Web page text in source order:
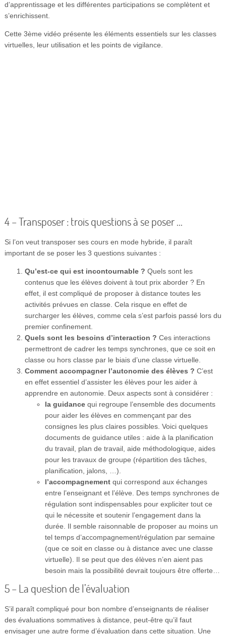
d’apprentissage et les différentes participations se complètent et
s’enrichissent.
Cette 3ème vidéo présente les éléments essentiels sur les classes
virtuelles, leur utilisation et les points de vigilance.
4 – Transposer : trois questions à se poser …
Si l’on veut transposer ses cours en mode hybride, il paraît
important de se poser les 3 questions suivantes :
Qu’est-ce qui est incontournable ? Quels sont les
contenus que les élèves doivent à tout prix aborder ? En
effet, il est compliqué de proposer à distance toutes les
activités prévues en classe. Cela risque en effet de
surcharger les élèves, comme cela s’est parfois passé lors du
premier confinement.
Quels sont les besoins d’interaction ? Ces interactions
permettront de cadrer les temps synchrones, que ce soit en
classe ou hors classe par le biais d’une classe virtuelle.
Comment accompagner l’autonomie des élèves ? C’est
en effet essentiel d’assister les élèves pour les aider à
apprendre en autonomie. Deux aspects sont à considérer :
la guidancequi regroupe l’ensemble des documents
pour aider les élèves en commençant par des
consignes les plus claires possibles. Voici quelques
documents de guidance utiles : aide à la planification
du travail, plan de travail, aide méthodologique, aides
pour les travaux de groupe (répartition des tâches,
planification, jalons, …).
l’accompagnement qui correspond aux échanges
entre l’enseignant et l’élève. Des temps synchrones de
régulation sont indispensables pour expliciter tout ce
qui le nécessite et soutenir l’engagement dans la
durée. Il semble raisonnable de proposer au moins un
tel temps d’accompagnement/régulation par semaine
(que ce soit en classe ou à distance avec une classe
virtuelle). Il se peut que des élèves n’en aient pas
besoin mais la possibilité devrait toujours être offerte…
5 – La question de l’évaluation
S’il paraît compliqué pour bon nombre d’enseignants de réaliser
des évaluations sommatives à distance, peut-être qu’il faut
envisager une autre forme d’évaluation dans cette situation. Une